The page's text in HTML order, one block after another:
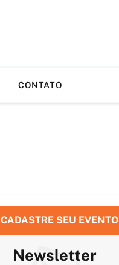
CONTATO
CADASTRE SEU EVENTO
Newsletter